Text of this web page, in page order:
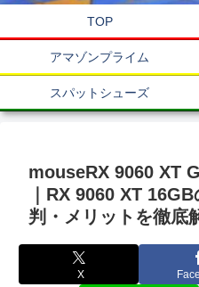
TOP
アマゾンプライム
スパットシューズ
mouseRX 9060 XT
｜RX 9060 XT
判・メリットを徹底
X